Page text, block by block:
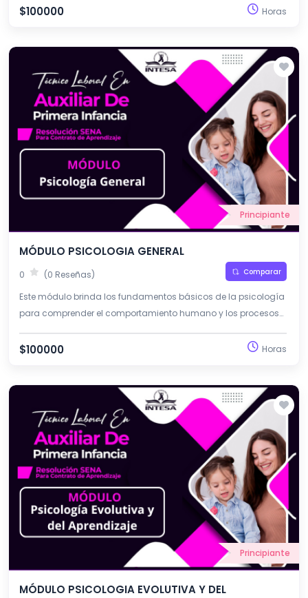
infancia.
$100000 Horas
Principiante
MÓDULO PSICOLOGIA GENERAL
0 (0 Reseñas) Comparar
Este módulo brinda los fundamentos básicos de la psicología
para comprender el comportamiento humano y los procesos
$100000 Horas
Principiante
MÓDULO PSICOLOGIA EVOLUTIVA Y DEL